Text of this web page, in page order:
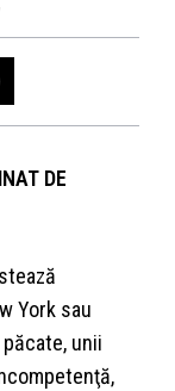
DE
York sau
unii